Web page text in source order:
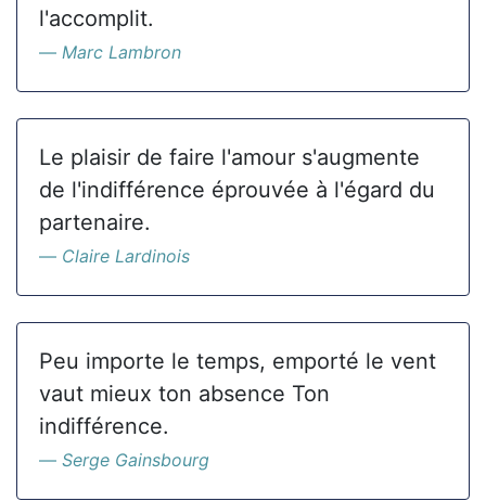
l'accomplit.
Marc Lambron
Le plaisir de faire l'amour s'augmente
de l'indifférence éprouvée à l'égard du
partenaire.
Claire Lardinois
Peu importe le temps, emporté le vent
vaut mieux ton absence Ton
indifférence.
Serge Gainsbourg